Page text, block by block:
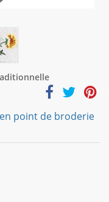
point de broderie